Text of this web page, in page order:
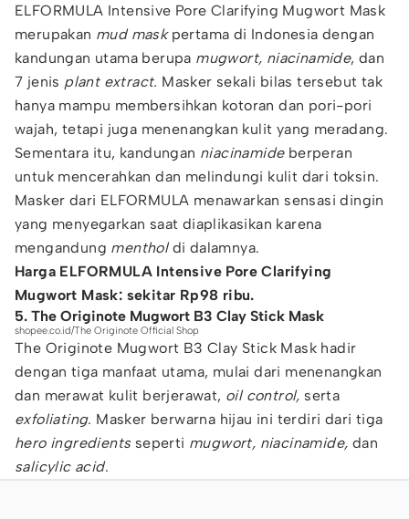
ELFORMULA Intensive Pore Clarifying Mugwort Mask
merupakan mud mask pertama di Indonesia dengan
kandungan utama berupa mugwort, niacinamide, dan
7 jenis plant extract. Masker sekali bilas tersebut tak
hanya mampu membersihkan kotoran dan pori-pori
wajah, tetapi juga menenangkan kulit yang meradang.
Sementara itu, kandungan niacinamide berperan
untuk mencerahkan dan melindungi kulit dari toksin.
Masker dari ELFORMULA menawarkan sensasi dingin
yang menyegarkan saat diaplikasikan karena
mengandung mentholdi dalamnya.
Harga ELFORMULA Intensive Pore Clarifying
Mugwort Mask: sekitar Rp98 ribu.
5. The Originote Mugwort B3 Clay Stick Mask
shopee.co.id/The Originote Official Shop
The Originote Mugwort B3 Clay Stick Mask hadir
dengan tiga manfaat utama, mulai dari menenangkan
dan merawat kulit berjerawat, oil control, serta
exfoliating. Masker berwarna hijau ini terdiri dari tiga
hero ingredients seperti mugwort, niacinamide, dan
salicylic acid.